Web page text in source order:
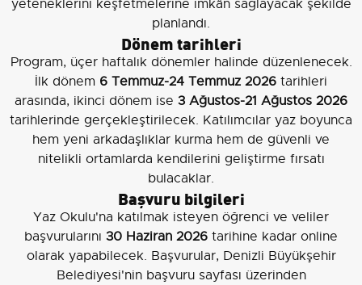
yeteneklerini keşfetmelerine imkân sağlayacak şekilde
planlandı.
Dönem tarihleri
Program, üçer haftalık dönemler halinde düzenlenecek.
İlk dönem 6 Temmuz-24 Temmuz 2026 tarihleri
arasında, ikinci dönem ise 3 Ağustos-21 Ağustos 2026
tarihlerinde gerçekleştirilecek. Katılımcılar yaz boyunca
hem yeni arkadaşlıklar kurma hem de güvenli ve
nitelikli ortamlarda kendilerini geliştirme fırsatı
bulacaklar.
Başvuru bilgileri
Yaz Okulu'na katılmak isteyen öğrenci ve veliler
başvurularını 30 Haziran 2026 tarihine kadar online
olarak yapabilecek. Başvurular, Denizli Büyükşehir
Belediyesi'nin başvuru sayfası üzerinden